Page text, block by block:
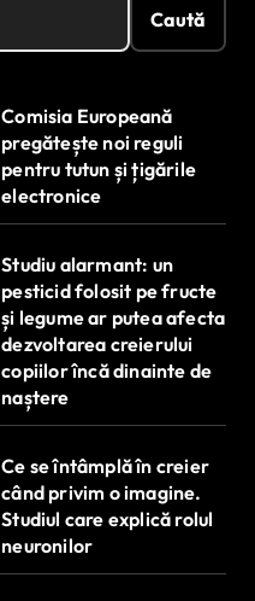
Caută
Comisia Europeană
pregătește noi reguli
pentru tutun și țigările
electronice
Studiu alarmant: un
pesticid folosit pe fructe
și legume ar putea afecta
dezvoltarea creierului
copiilor încă dinainte de
naștere
Ce se întâmplă în creier
când privim o imagine.
Studiul care explică rolul
neuronilor